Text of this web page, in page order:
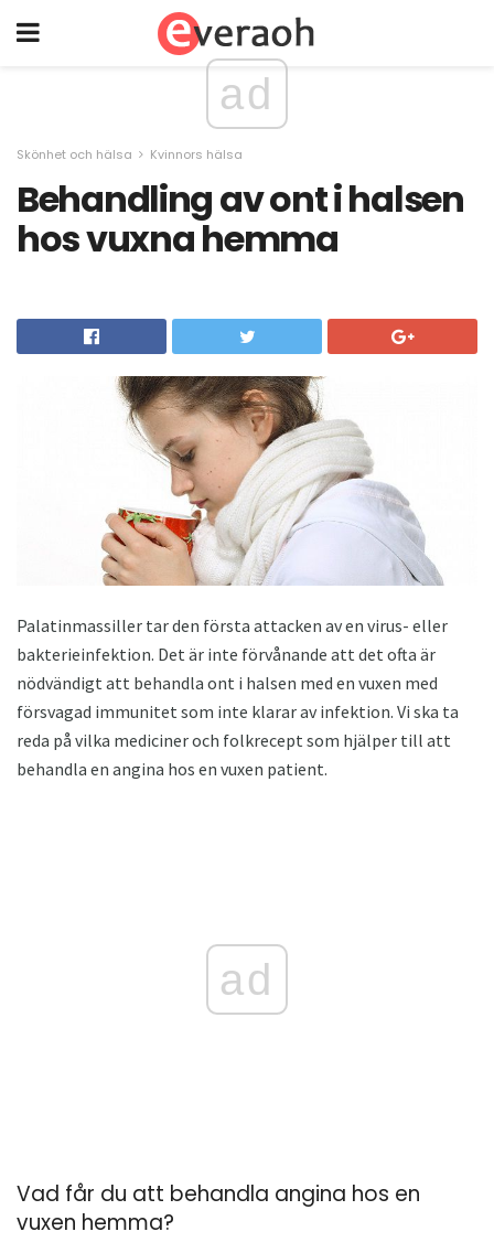
ad
Skönhet och hälsa Kvinnors hälsa
Behandling av ont i halsen
hos vuxna hemma
Palatinmassiller tar den första attacken av en virus- eller
bakterieinfektion. Det är inte förvånande att det ofta är
nödvändigt att behandla ont i halsen med en vuxen med
försvagad immunitet som inte klarar av infektion. Vi ska ta
reda på vilka mediciner och folkrecept som hjälper till att
behandla en angina hos en vuxen patient.
ad
Vad får du att behandla angina hos en
vuxen hemma?